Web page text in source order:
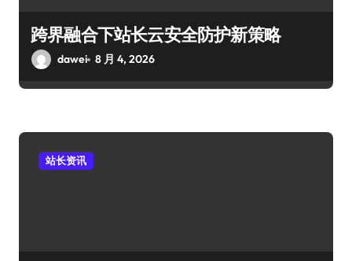
跨界融合下站长云安全防护新策略
dawei 8 月 4, 2026
站长资讯